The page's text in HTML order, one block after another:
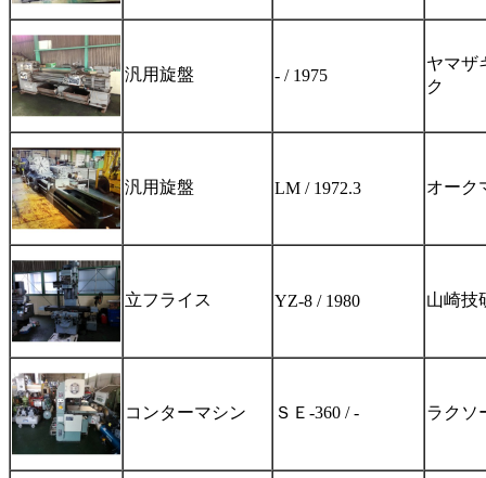
汎用旋盤 - / 1975
ヤマザ
ク
汎用旋盤 LM / 1972.3 オーク
立フライス YZ-8 / 1980 山崎技
コンターマシン ＳＥ-360 / - ラクソ